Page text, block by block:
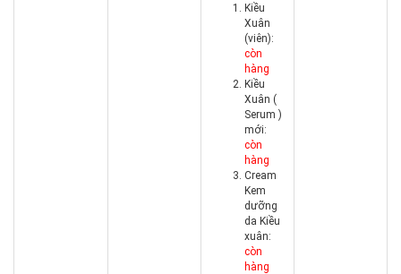
Kiều
Xuân
(viên):
còn
hàng
Kiều
Xuân (
Serum )
mới:
còn
hàng
Cream
Kem
dưỡng
da Kiều
xuân:
còn
hàng